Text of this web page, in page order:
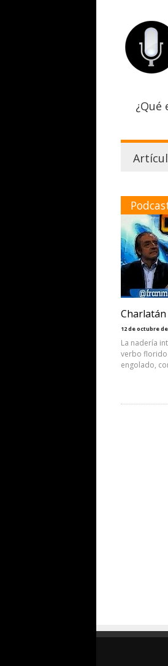
¿Qué
Charlatán
12 de octubre de
La nadería
verbo florido
engolado,